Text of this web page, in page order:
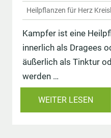
Heilpflanzen für Herz
Kampfer ist eine
innerlich als Dragees
äußerlich als Tinktur
werden …
WEITER LESEN